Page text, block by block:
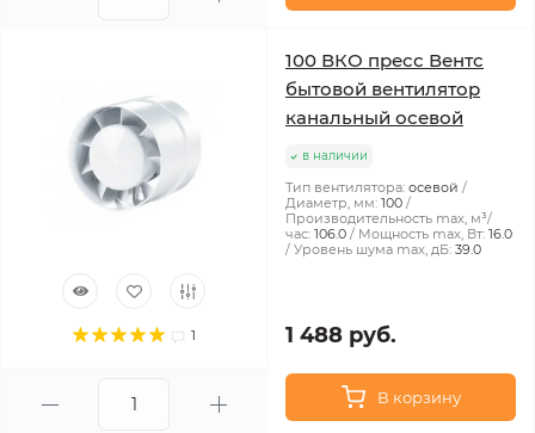
1
100 ВКО пресс Вентс
бытовой вентилятор
канальный осевой
в наличии
Тип вентилятора: осевой
Диаметр, мм: 100
Производительность max, м³/
час: 106.0 Мощность max, Вт: 16.0
Уровень шума max, дБ: 39.0
1 488 руб.
В корзину